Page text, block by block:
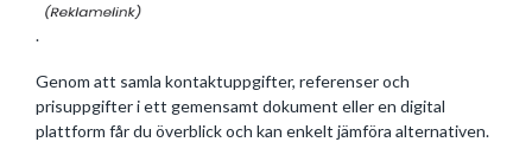
.
Genom att samla kontaktuppgifter, referenser och
prisuppgifter i ett gemensamt dokument eller en digital
plattform får du överblick och kan enkelt jämföra alternativen.